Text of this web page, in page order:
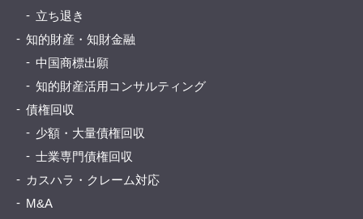
立ち退き
知的財産・知財金融
中国商標出願
知的財産活用コンサルティング
債権回収
少額・大量債権回収
士業専門債権回収
カスハラ・クレーム対応
M&A